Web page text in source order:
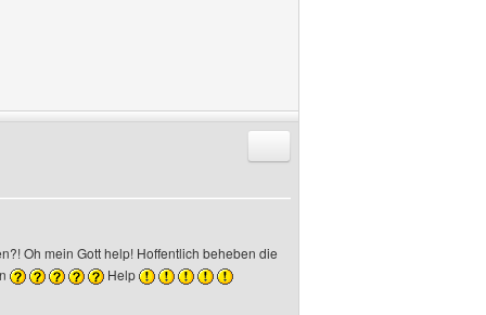
Oh mein Gott help! Hoffentlich beheben die
Help